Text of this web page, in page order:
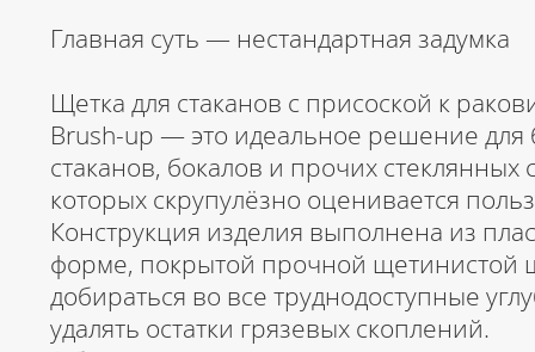
Главная суть — нестандартная задумка
Щетка для стаканов с присоской к
Brush-up — это идеальное решение для
стаканов, бокалов и прочих стеклянных
которых скрупулёзно оценивается
Конструкция изделия выполнена из
форме, покрытой прочной щетинистой
добираться во все труднодоступные
удалять остатки грязевых скоплений.